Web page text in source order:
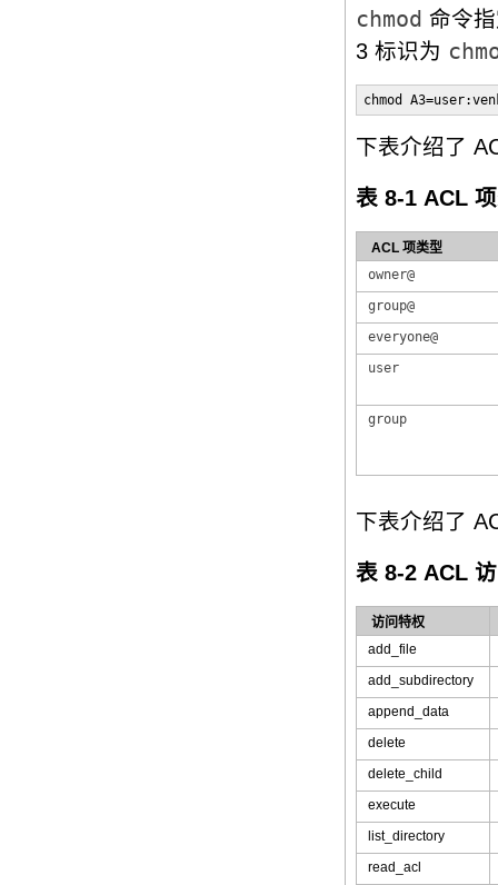
chmod 命令
3 标识为
chmod
下表介绍了
表 8-1 ACL
ACL 项类型
owner@
group@
everyone@
user
group
下表介绍了
表 8-2 ACL
访问特权
add_file
add_subdirectory
append_data
delete
delete_child
execute
list_directory
read_acl